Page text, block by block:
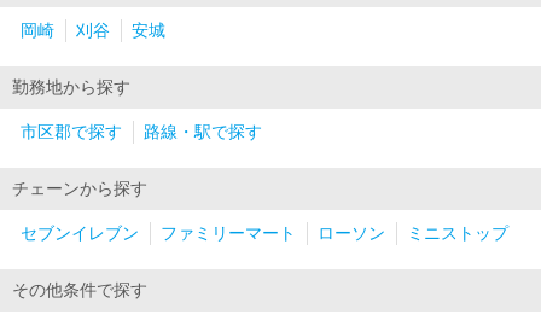
岡崎 刈谷 安城
勤務地から探す
市区郡で探す 路線・駅で探す
チェーンから探す
セブンイレブン ファミリーマート ローソン ミニストップ
その他条件で探す